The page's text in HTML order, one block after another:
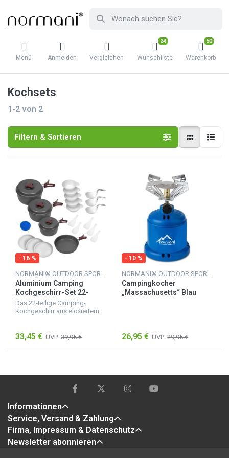
Menü Anmelden Vergleichen
24
Wunschliste
50
Warenkorb
Kochsets
1-2 von 2
Filtern & Sortieren
- 16 %
Aluminium Camping
Kochgeschirr-Set 22-
teilig Mehrfarbig
Das 22-teilige Camping-
Kochgeschirr aus eloxiertem
Personen ist ultraleicht,
Transport im 9...
33,45 € UVP: 39,95 €
- 10 %
Campingkocher
„Massachusetts“ Blau
26,95 € UVP: 29,95 €
Informationen
Service, Versand & Zahlung
Firma, Impressum & Datenschutz
Newsletter abonnieren